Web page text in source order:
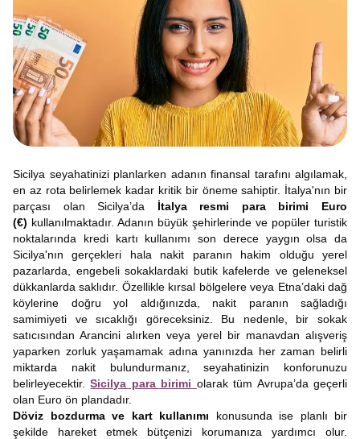
Sicilya seyahatinizi planlarken adanın finansal tarafını algılamak,
en az rota belirlemek kadar kritik bir öneme sahiptir. İtalya'nın bir
parçası olan Sicilya’da İtalya resmi para birimi Euro
(€) kullanılmaktadır. Adanın büyük şehirlerinde ve popüler turistik
noktalarında kredi kartı kullanımı son derece yaygın olsa da
Sicilya'nın gerçekleri hala nakit paranın hakim olduğu yerel
pazarlarda, engebeli sokaklardaki butik kafelerde ve geleneksel
dükkanlarda saklıdır. Özellikle kırsal bölgelere veya Etna’daki dağ
köylerine doğru yol aldığınızda, nakit paranın sağladığı
samimiyeti ve sıcaklığı göreceksiniz. Bu nedenle, bir sokak
satıcısından Arancini alırken veya yerel bir manavdan alışveriş
yaparken zorluk yaşamamak adına yanınızda her zaman belirli
miktarda nakit bulundurmanız, seyahatinizin konforunuzu
belirleyecektir.Sicilya para birimi olarak tüm Avrupa’da geçerli
olan Euro ön plandadır.
Döviz bozdurma ve kart kullanımı konusunda ise planlı bir
şekilde hareket etmek bütçenizi korumanıza yardımcı olur.